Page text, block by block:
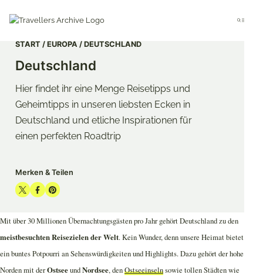
content
Menu
START EUROPA DEUTSCHLAND
Deutschland
Hier findet ihr eine Menge Reisetipps und
Geheimtipps in unseren liebsten Ecken in
Deutschland und etliche Inspirationen für
einen perfekten Roadtrip
Merken & Teilen
Share
Twitter
Share
Facebook
Share
Pinterest
Mit über 30 Millionen Übernachtungsgästen pro Jahr gehört Deutschland zu den
meistbesuchten Reisezielen der Welt. Kein Wunder, denn unsere Heimat bietet
ein buntes Potpourri an Sehenswürdigkeiten und Highlights. Dazu gehört der hohe
Norden mit derOstseeundNordsee, denOstseeinselnsowie tollen Städten wie